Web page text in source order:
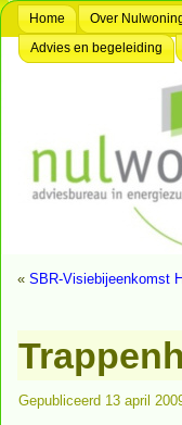
Home Over
Advies en begeleiding
« SBR-Visiebijeenkomst
Gepubliceerd 13 april